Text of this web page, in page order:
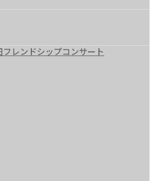
レンドシップコンサート